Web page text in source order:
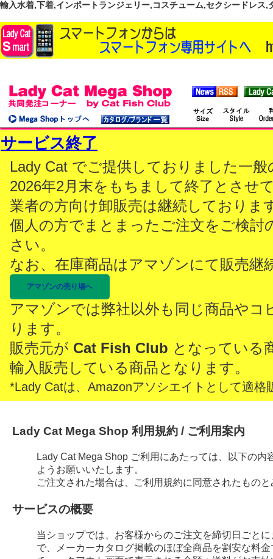
輸入水着,下着,インポートランジェリー,コスチューム,セクシードレス
サービス終了
Lady Cat でご提供しておりました一
2026年2月末をもちまして終了とさせ
業者の方向け卸販売は継続しておりま
個人の方でまとまったご注文をご検討
さい。
なお、在庫商品はアマゾンにて販売継
アマゾンの売り場へ
アマゾンでは弊社以外も同じ商品やコ
ります。
販売元が Cat Fish Club となっている
輸入販売している商品となります。
*Lady Catは、Amazonアソシエイトとして適格
Lady Cat Mega Shop 利用規約 / ご利用案内
Lady Cat Mega Shop ご利用にあたっては、以下の
ようお願いいたします。
ご注文された場合は、ご利用規約に同意されたもの
サービスの概要
当ショップでは、お客様からのご注文を締切日ごと
で、メーカーカタログ掲載のほぼ全商品を割安な料